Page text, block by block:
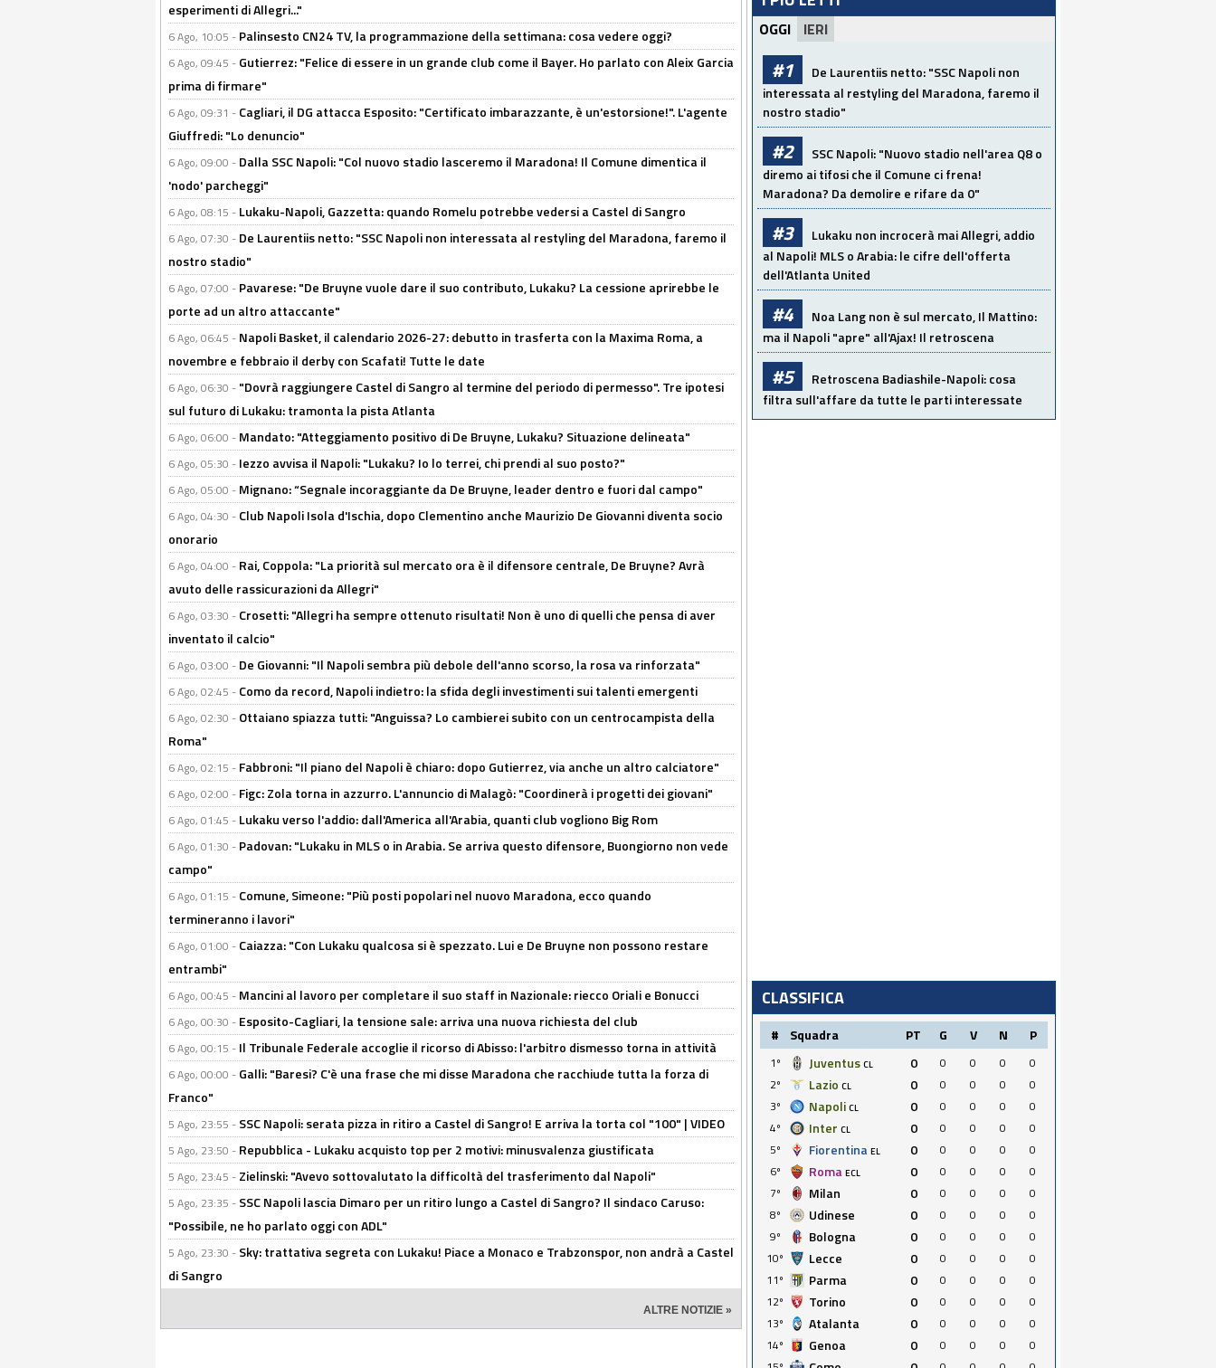
esperimenti di Allegri..."
6 Ago, 10:05 - Palinsesto CN24 TV, la programmazione della settimana: cosa vedere oggi?
6 Ago, 09:45 - Gutierrez: "Felice di essere in un grande club come il Bayer. Ho parlato con Aleix Garcia
prima di firmare"
6 Ago, 09:31 - Cagliari, il DG attacca Esposito: "Certificato imbarazzante, è un'estorsione!". L'agente
Giuffredi: "Lo denuncio"
6 Ago, 09:00 - Dalla SSC Napoli: "Col nuovo stadio lasceremo il Maradona! Il Comune dimentica il
'nodo' parcheggi"
6 Ago, 08:15 - Lukaku-Napoli, Gazzetta: quando Romelu potrebbe vedersi a Castel di Sangro
6 Ago, 07:30 - De Laurentiis netto: "SSC Napoli non interessata al restyling del Maradona, faremo il
nostro stadio"
6 Ago, 07:00 - Pavarese: "De Bruyne vuole dare il suo contributo, Lukaku? La cessione aprirebbe le
porte ad un altro attaccante"
6 Ago, 06:45 - Napoli Basket, il calendario 2026-27: debutto in trasferta con la Maxima Roma, a
novembre e febbraio il derby con Scafati! Tutte le date
6 Ago, 06:30 - "Dovrà raggiungere Castel di Sangro al termine del periodo di permesso". Tre ipotesi
sul futuro di Lukaku: tramonta la pista Atlanta
6 Ago, 06:00 - Mandato: "Atteggiamento positivo di De Bruyne, Lukaku? Situazione delineata"
6 Ago, 05:30 - Iezzo avvisa il Napoli: "Lukaku? Io lo terrei, chi prendi al suo posto?"
6 Ago, 05:00 - Mignano: “Segnale incoraggiante da De Bruyne, leader dentro e fuori dal campo"
6 Ago, 04:30 - Club Napoli Isola d'Ischia, dopo Clementino anche Maurizio De Giovanni diventa socio
onorario
6 Ago, 04:00 - Rai, Coppola: "La priorità sul mercato ora è il difensore centrale, De Bruyne? Avrà
avuto delle rassicurazioni da Allegri"
6 Ago, 03:30 - Crosetti: "Allegri ha sempre ottenuto risultati! Non è uno di quelli che pensa di aver
inventato il calcio"
6 Ago, 03:00 - De Giovanni: "Il Napoli sembra più debole dell'anno scorso, la rosa va rinforzata"
6 Ago, 02:45 - Como da record, Napoli indietro: la sfida degli investimenti sui talenti emergenti
6 Ago, 02:30 - Ottaiano spiazza tutti: "Anguissa? Lo cambierei subito con un centrocampista della
Roma"
6 Ago, 02:15 - Fabbroni: "Il piano del Napoli è chiaro: dopo Gutierrez, via anche un altro calciatore"
6 Ago, 02:00 - Figc: Zola torna in azzurro. L'annuncio di Malagò: "Coordinerà i progetti dei giovani"
6 Ago, 01:45 - Lukaku verso l'addio: dall'America all'Arabia, quanti club vogliono Big Rom
6 Ago, 01:30 - Padovan: "Lukaku in MLS o in Arabia. Se arriva questo difensore, Buongiorno non vede
campo"
6 Ago, 01:15 - Comune, Simeone: "Più posti popolari nel nuovo Maradona, ecco quando
termineranno i lavori"
6 Ago, 01:00 - Caiazza: "Con Lukaku qualcosa si è spezzato. Lui e De Bruyne non possono restare
entrambi"
6 Ago, 00:45 - Mancini al lavoro per completare il suo staff in Nazionale: riecco Oriali e Bonucci
6 Ago, 00:30 - Esposito-Cagliari, la tensione sale: arriva una nuova richiesta del club
6 Ago, 00:15 - Il Tribunale Federale accoglie il ricorso di Abisso: l'arbitro dismesso torna in attività
6 Ago, 00:00 - Galli: "Baresi? C'è una frase che mi disse Maradona che racchiude tutta la forza di
Franco"
5 Ago, 23:55 - SSC Napoli: serata pizza in ritiro a Castel di Sangro! E arriva la torta col "100" | VIDEO
5 Ago, 23:50 - Repubblica - Lukaku acquisto top per 2 motivi: minusvalenza giustificata
5 Ago, 23:45 - Zielinski: "Avevo sottovalutato la difficoltà del trasferimento dal Napoli"
5 Ago, 23:35 - SSC Napoli lascia Dimaro per un ritiro lungo a Castel di Sangro? Il sindaco Caruso:
"Possibile, ne ho parlato oggi con ADL"
5 Ago, 23:30 - Sky: trattativa segreta con Lukaku! Piace a Monaco e Trabzonspor, non andrà a Castel
di Sangro
ALTRE NOTIZIE »
OGGI IERI
#1
De Laurentiis netto: "SSC Napoli non
interessata al restyling del Maradona, faremo il
nostro stadio"
#2
SSC Napoli: "Nuovo stadio nell'area Q8 o
diremo ai tifosi che il Comune ci frena!
Maradona? Da demolire e rifare da 0"
#3
Lukaku non incrocerà mai Allegri, addio
al Napoli! MLS o Arabia: le cifre dell'offerta
dell'Atlanta United
#4
Noa Lang non è sul mercato, Il Mattino:
ma il Napoli "apre" all'Ajax! Il retroscena
#5
Retroscena Badiashile-Napoli: cosa
filtra sull'affare da tutte le parti interessate
CLASSIFICA
# Squadra PT G V N P
1º Juventus CL 0 0 0 0
0
2º
Lazio CL 0 0 0 0
0
3º
Napoli CL 0 0 0 0
0
4º
Inter CL 0 0 0 0
0
5º
Fiorentina EL 0 0 0 0
0
6º
Roma ECL 0 0 0 0
0
7º
Milan 0 0 0 0
0
8º
Udinese 0 0 0 0
0
9º
Bologna 0 0 0 0
0
10º
Lecce 0 0 0 0
0
11º
Parma 0 0 0 0
0
12º
Torino 0 0 0 0
0
13º
Atalanta 0 0 0 0
0
14º
Genoa 0 0 0 0
0